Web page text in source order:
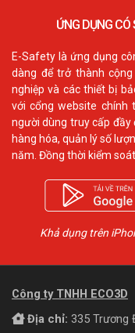
ỨNG DỤNG
E-Safety là ứng dụng
dàng để trở thành
nghiệp và các thiết bị
với cổng website chính
người dùng truy cấp đầy
hàng hóa, quản lý số
năm. Đồng thời kiểm
Khả dụng trên
Công ty TNHH ECO3D
Địa chỉ: 335 Trương